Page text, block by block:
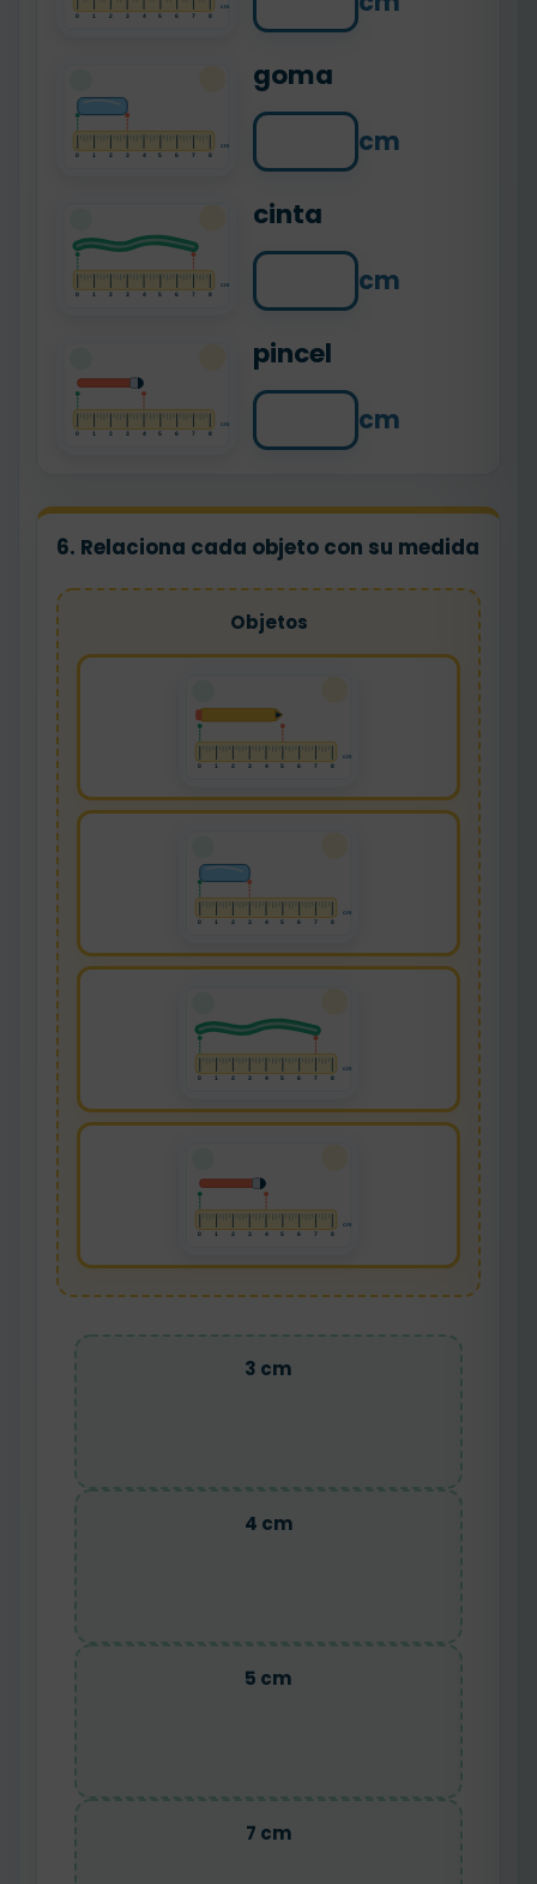
goma
cm
cinta
cm
pincel
cm
6. Relaciona cada objeto con su medida
Objetos
3 cm
4 cm
5 cm
7 cm